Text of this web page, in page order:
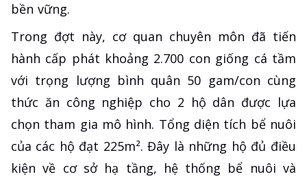
bền vững.
Trong đợt này, cơ quan chuyên môn đã tiến
hành cấp phát khoảng 2.700 con giống cá tầm
với trọng lượng bình quân 50 gam/con cùng
thức ăn công nghiệp cho 2 hộ dân được lựa
chọn tham gia mô hình. Tổng diện tích bể nuôi
của các hộ đạt 225m². Đây là những hộ đủ điều
kiện về cơ sở hạ tầng, hệ thống bể nuôi và